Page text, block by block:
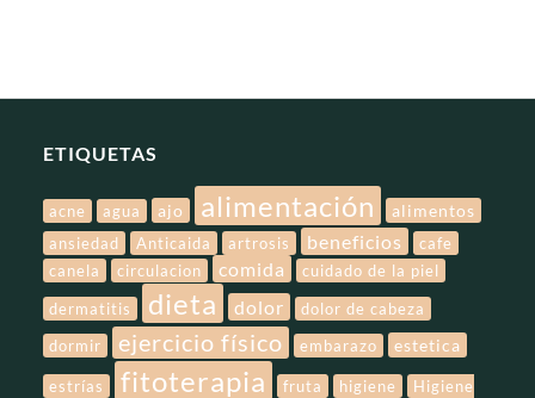
ETIQUETAS
acne agua ajo alimentación alimentos
ansiedad Anticaida artrosis beneficios
cafe
canela
circulacion comida
cuidado de la piel
dermatitis
dieta dolor
dolor de cabeza
dormir
ejercicio físico embarazo estetica
estrías fitoterapia fruta higiene Higiene